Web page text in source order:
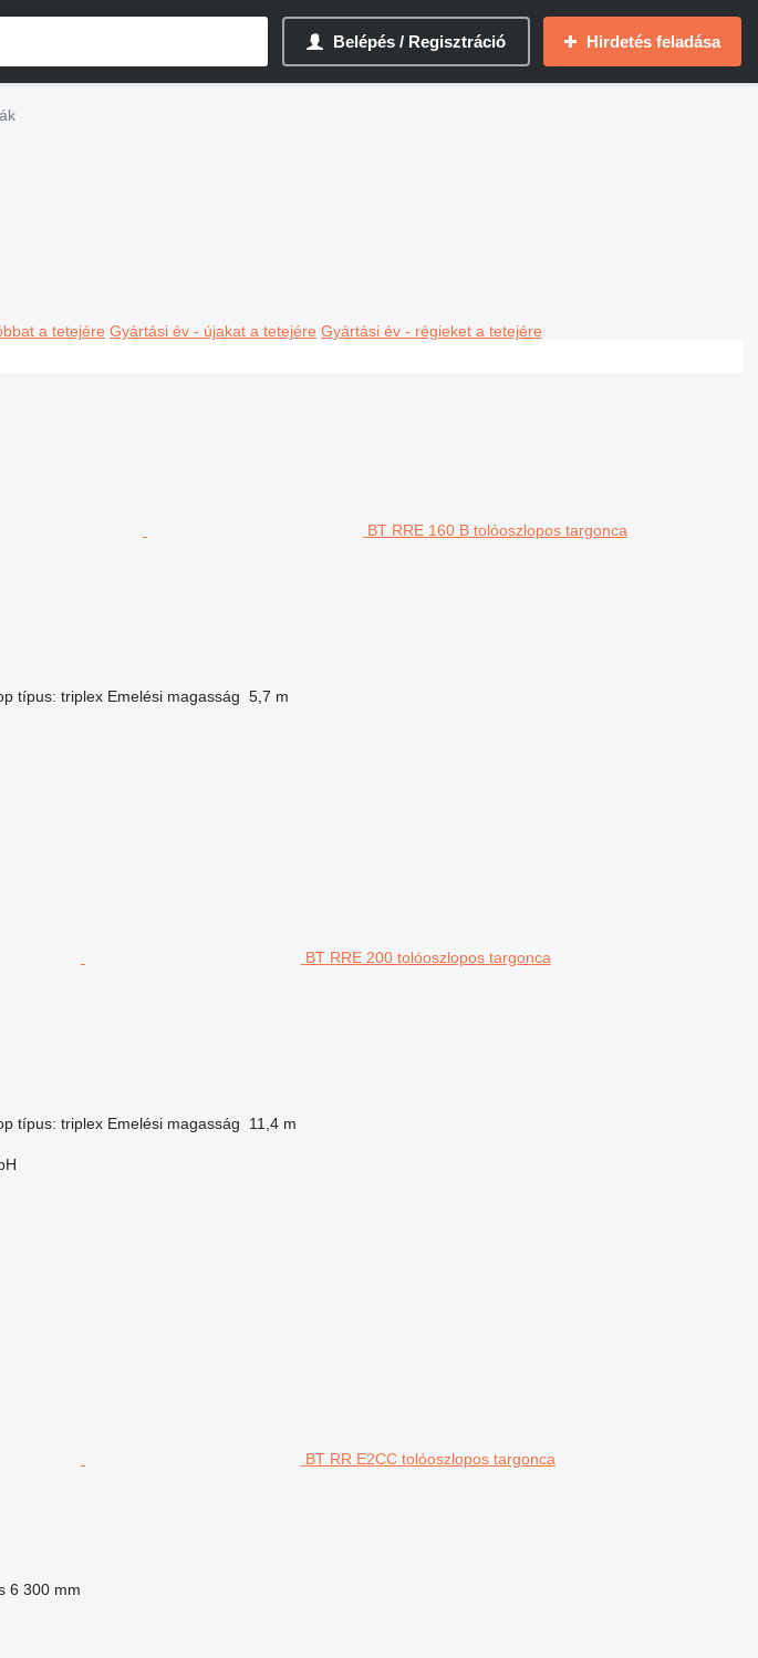
Belépés / Regisztráció Hirdetés feladása
a tetejére Gyártási év - újakat a tetejére Gyártási év - régieket a tetejére
BT RRE 160 B tolóoszlopos targonca
típus: triplex Emelési magasság 5,7 m
BT RRE 200 tolóoszlopos targonca
típus: triplex Emelési magasság
11,4 m
BT RR E2CC tolóoszlopos targonca
6 300 mm